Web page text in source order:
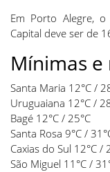
Em Porto Alegre,
Capital deve ser de
Mínimas e
Santa Maria 12°C /
Uruguaiana 12°C /
Bagé 12°C / 25°C
Santa Rosa 9°C /
Caxias do Sul 12°C /
São Miguel 11°C /